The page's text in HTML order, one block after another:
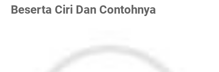
Beserta Ciri Dan Contohnya